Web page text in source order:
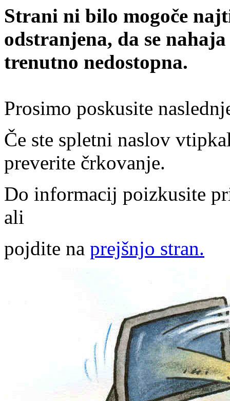
Strani ni bilo mogoče
odstranjena, da se
trenutno nedostopna.
Prosimo poskusite
Če ste spletni naslov
preverite črkovanje.
Do informacij poizkusite
ali
pojdite na prejšnjo stran.